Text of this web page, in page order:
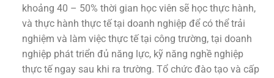
khoảng 40 – 50% thời gian học viên sẽ học thực hành,
và thực hành thực tế tại doanh nghiệp để có thể trải
nghiệm và làm việc thực tế tại công trường, tại doanh
nghiệp phát triển đủ năng lực, kỹ năng nghề nghiệp
thực tế ngay sau khi ra trường. Tổ chức đào tạo và cấp